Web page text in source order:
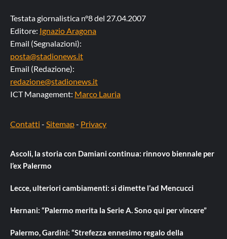
Testata giornalistica n°8 del 27.04.2007
Editore: Ignazio Aragona
Email (Segnalazioni):
posta@stadionews.it
Email (Redazione):
redazione@stadionews.it
ICT Management: Marco Lauria
Contatti - Sitemap- Privacy
Ascoli, la storia con Damiani continua: rinnovo biennale per
l’ex Palermo
Lecce, ulteriori cambiamenti: si dimette l’ad Mencucci
Hernani: “Palermo merita la Serie A. Sono qui per vincere”
Palermo, Gardini: “Strefezza ennesimo regalo della